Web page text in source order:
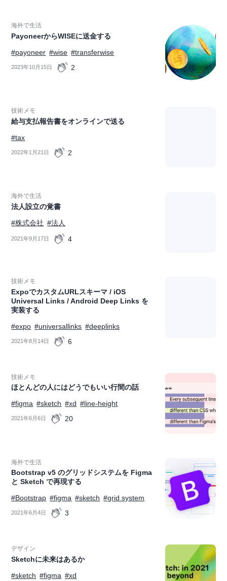
海外で生活
PayoneerからWISEに送金する
#payoneer #wise #transferwise
2023年10月15日 2
技術メモ
給与支払報告書をオンラインで送る
#tax
2022年1月21日 2
海外で生活
法人設立の覚書
#株式会社 #法人
2021年9月17日 4
技術メモ
ExpoでカスタムURLスキーマ / iOS
Universal Links / Android Deep Links を
実装する
#expo #universallinks #deeplinks
2021年8月14日 6
技術メモ
ほとんどの人にはどうでもいい行間の話
#figma #sketch #xd #line-height
2021年6月6日 20
海外で生活
Bootstrap v5 のグリッドシステムを Figma
と Sketch で再現する
#Bootstrap #figma #sketch #grid system
2021年6月4日 3
デザイン
Sketchに未来はあるか
#sketch #figma #xd